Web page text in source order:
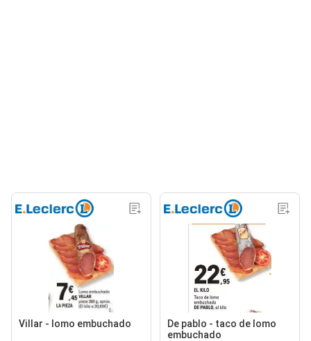
Villar - lomo embuchado
De pablo - taco de lomo
embuchado